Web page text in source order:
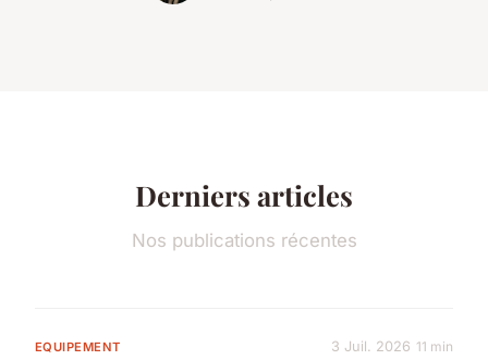
Derniers articles
Nos publications récentes
EQUIPEMENT 3 Juil. 2026 11 min